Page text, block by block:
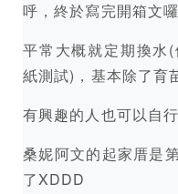
呼，終於寫完開箱文
平常大概就定期換水
紙測試)，基本除了育
有興趣的人也可以自
桑妮阿文的起家厝是
了XDDD